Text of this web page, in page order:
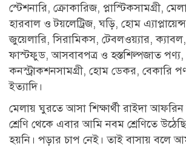
স্টেশনারি, ক্রোকারিজ, প্লাস্টিকসামগ্রী,
হারবাল ও টয়লেট্রিজ, ঘড়ি, হোম
জুয়েলারি, সিরামিকস, টেবলওয়্যার, ক্যাবল,
ফাস্টফুড, আসবাবপত্র ও হস্তশিল্পজাত পণ্য,
কনস্ট্রাকশনসামগ্রী, হোম ডেকর, বেকারি
ইত্যাদি।
মেলায় ঘুরতে আসা শিক্ষার্থী রাইদা
শ্রেণি থেকে এবার আমি নবম শ্রেণিতে
হয়নি। পড়ার চাপ নেই। তাই বাসায় বলে